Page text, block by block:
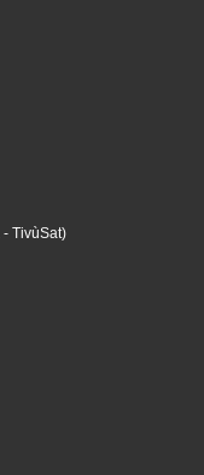
- TivùSat)